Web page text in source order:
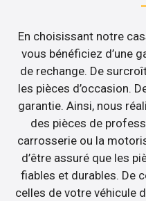
En choisissant notre
vous bénéficiez d’une
de rechange. De
les pièces d’occasion.
garantie. Ainsi, nous
des pièces de
carrosserie ou la
d’être assuré que les
fiables et durables. De
celles de votre véhicule